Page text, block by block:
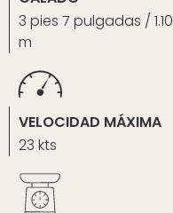
3 pies 7 pulgadas / 1.10
m
VELOCIDAD MÁXIMA
23 kts